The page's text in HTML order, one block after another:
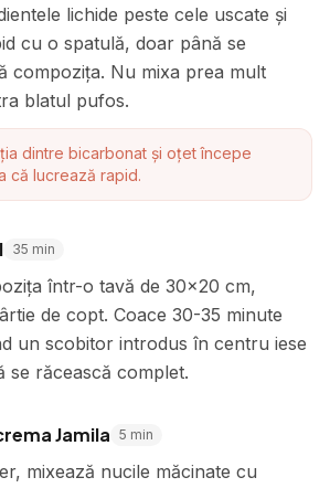
lichide peste cele uscate și
cu o spatulă, doar până se
compozița. Nu mixa prea mult
blatul pufos.
dintre bicarbonat și oțet începe
că lucrează rapid.
35 min
într-o tavă de 30x20 cm,
de copt. Coace 30-35 minute
un scobitor introdus în centru iese
se răcească complet.
Jamila 5 min
mixează nucile măcinate cu